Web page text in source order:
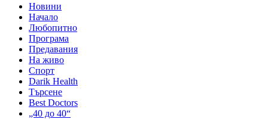
Новини
Начало
Любопитно
Програма
Предавания
На живо
Спорт
Darik Health
Търсене
Best Doctors
„40 до 40“